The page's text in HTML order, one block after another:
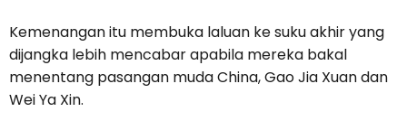
Kemenangan itu membuka laluan ke suku akhir yang
dijangka lebih mencabar apabila mereka bakal
menentang pasangan muda China, Gao Jia Xuan dan
Wei Ya Xin.